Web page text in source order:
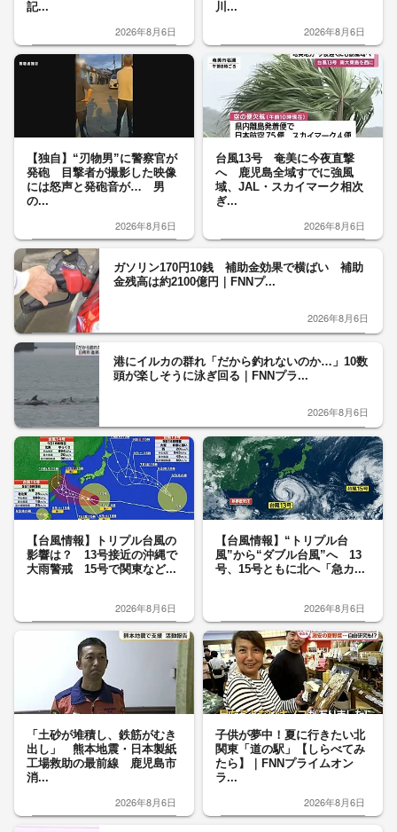
記...
2026年8月6日
川...
2026年8月6日
【独自】“刃物男”に警察官が
発砲 目撃者が撮影した映像
には怒声と発砲音が… 男
の...
2026年8月6日
台風13号 奄美に今夜直撃
へ 鹿児島全域すでに強風
域、JAL・スカイマーク相次
ぎ...
2026年8月6日
ガソリン170円10銭 補助金効果で横ばい 補助
金残高は約2100億円｜FNNプ...
2026年8月6日
港にイルカの群れ「だから釣れないのか…」10数
頭が楽しそうに泳ぎ回る｜FNNプラ...
2026年8月6日
【台風情報】トリプル台風の
影響は？ 13号接近の沖縄で
大雨警戒 15号で関東など...
2026年8月6日
【台風情報】“トリプル台
風”から“ダブル台風”へ 13
号、15号ともに北へ「急カ...
2026年8月6日
「土砂が堆積し、鉄筋がむき
出し」 熊本地震・日本製紙
工場救助の最前線 鹿児島市
消...
2026年8月6日
子供が夢中！夏に行きたい北
関東「道の駅」【しらべてみ
たら】｜FNNプライムオン
ラ...
2026年8月6日